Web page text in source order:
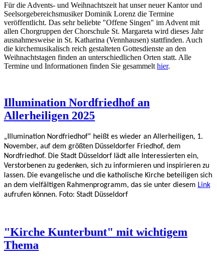
Für die Advents- und Weihnachtszeit hat unser neuer Kantor und
Seelsorgebereichsmusiker Dominik Lorenz die Termine
veröffentlicht. Das sehr beliebte "Offene Singen" im Advent mit
allen Chorgruppen der Chorschule St. Margareta wird dieses Jahr
ausnahmesweise in St. Katharina (Vennhausen) stattfinden. Auch
die kirchemusikalisch reich gestalteten Gottesdienste an den
Weihnachtstagen finden an unterschiedlichen Orten statt. Alle
Termine und Informationen finden Sie gesammelt hier.
Illumination Nordfriedhof an
Allerheiligen 2025
„Illumination Nordfriedhof“ heißt es wieder an Allerheiligen, 1.
November, auf dem größten Düsseldorfer Friedhof, dem
Nordfriedhof. Die Stadt Düsseldorf lädt alle Interessierten ein,
Verstorbenen zu gedenken, sich zu informieren und inspirieren zu
lassen. Die evangelische und die katholische Kirche beteiligen sich
an dem vielfältigen Rahmenprogramm, das sie unter diesem Link
aufrufen können. Foto: Stadt Düsseldorf
"Kirche Kunterbunt" mit wichtigem
Thema